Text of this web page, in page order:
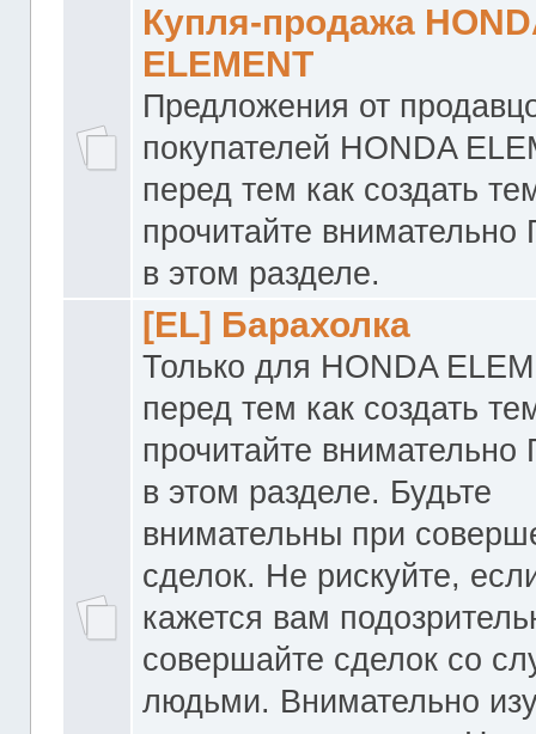
Купля-продажа
ELEMENT
Предложения от
покупателей HONDA
перед тем как создать
прочитайте
в этом разделе.
[EL] Барахолка
Только для HONDA
перед тем как создать
прочитайте
в этом разделе. Будьте
внимательны при
сделок. Не рискуйте,
кажется вам
совершайте сделок со
людьми. Внимательно